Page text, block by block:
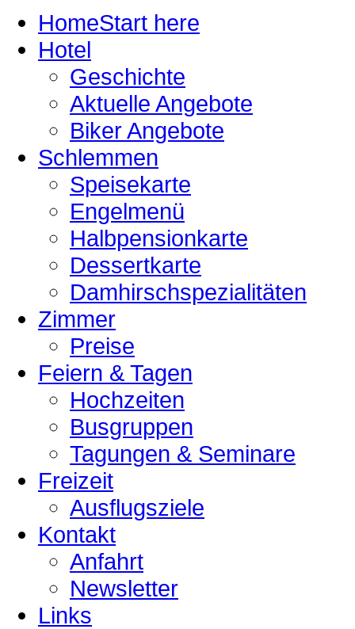
HomeStart here
Hotel
Geschichte
Aktuelle Angebote
Biker Angebote
Schlemmen
Speisekarte
Engelmenü
Halbpensionkarte
Dessertkarte
Damhirschspezialitäten
Zimmer
Preise
Feiern & Tagen
Hochzeiten
Busgruppen
Tagungen & Seminare
Freizeit
Ausflugsziele
Kontakt
Anfahrt
Newsletter
Links